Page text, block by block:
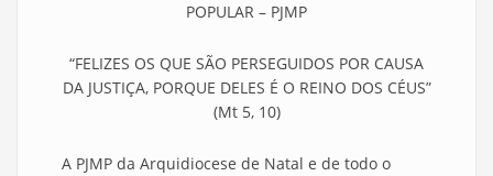
POPULAR – PJMP
“FELIZES OS QUE SÃO PERSEGUIDOS POR CAUSA
DA JUSTIÇA, PORQUE DELES É O REINO DOS CÉUS”
(Mt5, 10)
A PJMP da Arquidiocese de Natal e de todo o